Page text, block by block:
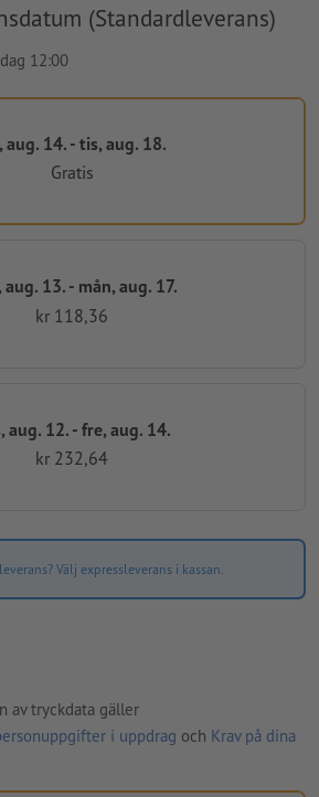
(Standardleverans)
12:00
aug. 14. - tis, aug. 18.
Gratis
13. - mån, aug. 17.
kr 118,36
aug. 12. - fre, aug. 14.
kr 232,64
Välj expressleverans i kassan.
av tryckdata gäller
i uppdrag och Krav på dina